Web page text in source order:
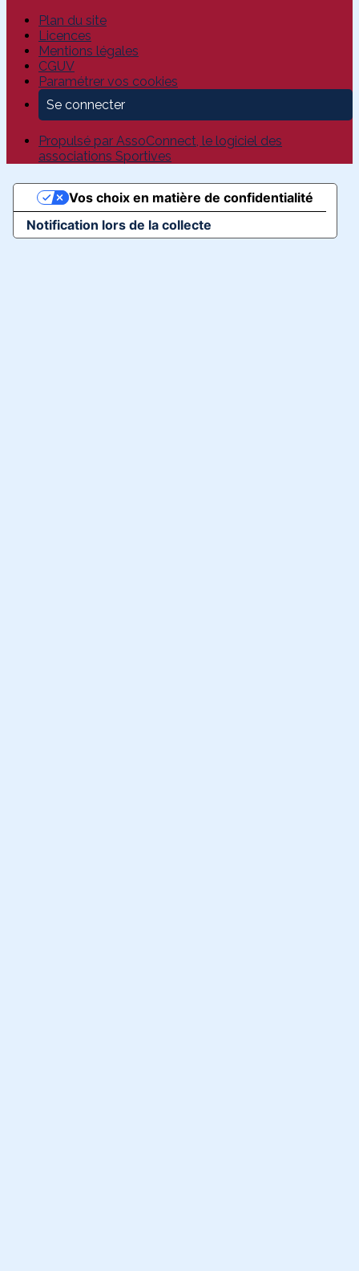
Plan du site
Licences
Mentions légales
CGUV
Paramétrer vos cookies
Se connecter
Propulsé par AssoConnect, le logiciel des
associations Sportives
Notification lors de la collecte
Vos choix en matière de confidentialité